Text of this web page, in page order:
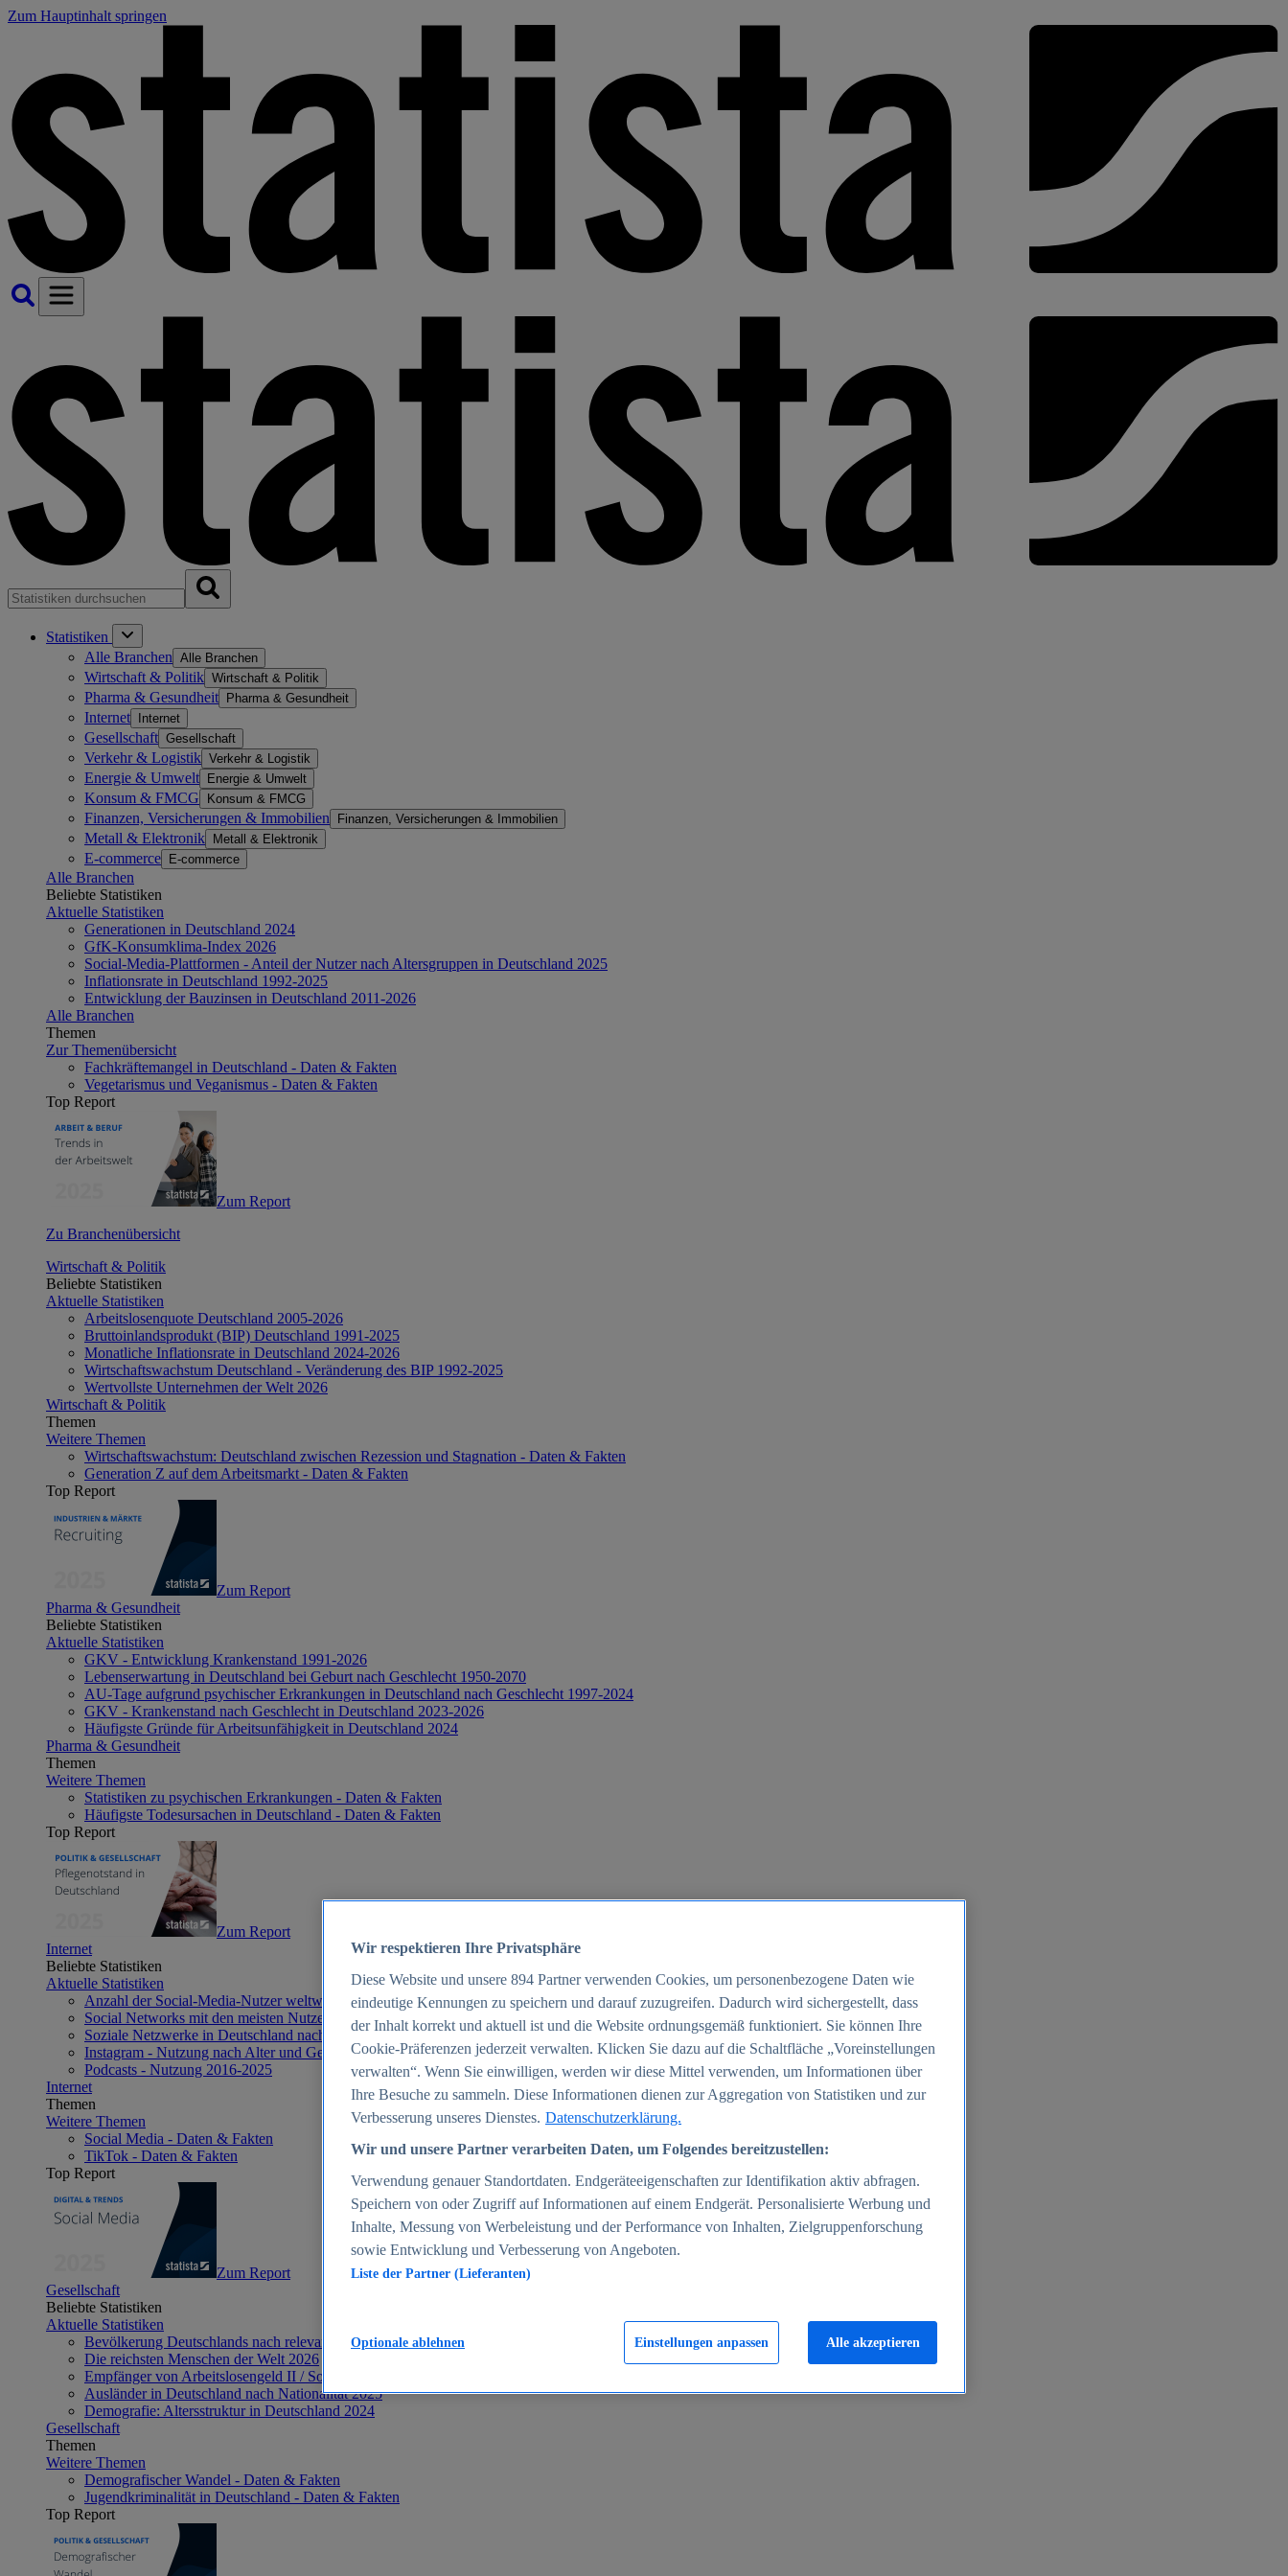
Zum Hauptinhalt springen
Statistiken
Alle Branchen Alle Branchen
Wirtschaft & Politik Wirtschaft & Politik
Pharma & Gesundheit Pharma & Gesundheit
Internet Internet
Gesellschaft Gesellschaft
Verkehr & Logistik Verkehr & Logistik
Energie & Umwelt Energie & Umwelt
Konsum & FMCG Konsum & FMCG
Finanzen, Versicherungen & Immobilien Finanzen, Versicherungen & Immobilien
Metall & Elektronik Metall & Elektronik
E-commerce E-commerce
Alle Branchen
Beliebte Statistiken
Aktuelle Statistiken
Generationen in Deutschland 2024
GfK-Konsumklima-Index 2026
Social-Media-Plattformen - Anteil der Nutzer nach Altersgruppen in Deutschland 2025
Inflationsrate in Deutschland 1992-2025
Entwicklung der Bauzinsen in Deutschland 2011-2026
Alle Branchen
Themen
Zur Themenübersicht
Fachkräftemangel in Deutschland - Daten & Fakten
Vegetarismus und Veganismus - Daten & Fakten
Top Report
Zum Report
Zu Branchenübersicht
Wirtschaft & Politik
Beliebte Statistiken
Aktuelle Statistiken
Arbeitslosenquote Deutschland 2005-2026
Bruttoinlandsprodukt (BIP) Deutschland 1991-2025
Monatliche Inflationsrate in Deutschland 2024-2026
Wirtschaftswachstum Deutschland - Veränderung des BIP 1992-2025
Wertvollste Unternehmen der Welt 2026
Wirtschaft & Politik
Themen
Weitere Themen
Wirtschaftswachstum: Deutschland zwischen Rezession und Stagnation - Daten & Fakten
Generation Z auf dem Arbeitsmarkt - Daten & Fakten
Top Report
Zum Report
Pharma & Gesundheit
Beliebte Statistiken
Aktuelle Statistiken
GKV - Entwicklung Krankenstand 1991-2026
Lebenserwartung in Deutschland bei Geburt nach Geschlecht 1950-2070
AU-Tage aufgrund psychischer Erkrankungen in Deutschland nach Geschlecht 1997-2024
GKV - Krankenstand nach Geschlecht in Deutschland 2023-2026
Häufigste Gründe für Arbeitsunfähigkeit in Deutschland 2024
Pharma & Gesundheit
Themen
Weitere Themen
Statistiken zu psychischen Erkrankungen - Daten & Fakten
Häufigste Todesursachen in Deutschland - Daten & Fakten
Top Report
Zum Report
Internet
Beliebte Statistiken
Aktuelle Statistiken
Anzahl der Social-Media-Nutzer weltweit 2012-2025
Social Networks mit den meisten Nutzern weltweit 2025
Soziale Netzwerke in Deutschland nach Generationen 2025
Instagram - Nutzung nach Alter und Geschlecht in Deutschland 2025
Podcasts - Nutzung 2016-2025
Internet
Themen
Weitere Themen
Social Media - Daten & Fakten
TikTok - Daten & Fakten
Top Report
Zum Report
Gesellschaft
Beliebte Statistiken
Aktuelle Statistiken
Bevölkerung Deutschlands nach relevanten Altersgruppen 2024
Die reichsten Menschen der Welt 2026
Empfänger von Arbeitslosengeld II / Sozialgeld / Bürgergeld in Deutschland 2005-2025
Ausländer in Deutschland nach Nationalität 2025
Demografie: Altersstruktur in Deutschland 2024
Gesellschaft
Themen
Weitere Themen
Demografischer Wandel - Daten & Fakten
Jugendkriminalität in Deutschland - Daten & Fakten
Top Report
Wir respektieren Ihre Privatsphäre
Diese Website und unsere 894 Partner verwenden Cookies, um personenbezogene Daten wie
eindeutige Kennungen zu speichern und darauf zuzugreifen. Dadurch wird sichergestellt, dass
der Inhalt korrekt und aktuell ist und die Website ordnungsgemäß funktioniert. Sie können Ihre
Cookie-Präferenzen jederzeit verwalten. Klicken Sie dazu auf die Schaltfläche „Voreinstellungen
verwalten“. Wenn Sie einwilligen, werden wir diese Mittel verwenden, um Informationen über
Ihre Besuche zu sammeln. Diese Informationen dienen zur Aggregation von Statistiken und zur
Verbesserung unseres Dienstes. Datenschutzerklärung.
Wir und unsere Partner verarbeiten Daten, um Folgendes bereitzustellen:
Verwendung genauer Standortdaten. Endgeräteeigenschaften zur Identifikation aktiv abfragen.
Speichern von oder Zugriff auf Informationen auf einem Endgerät. Personalisierte Werbung und
Inhalte, Messung von Werbeleistung und der Performance von Inhalten, Zielgruppenforschung
sowie Entwicklung und Verbesserung von Angeboten.
Liste der Partner (Lieferanten)
Einstellungen anpassen
Optionale ablehnen Alle akzeptieren